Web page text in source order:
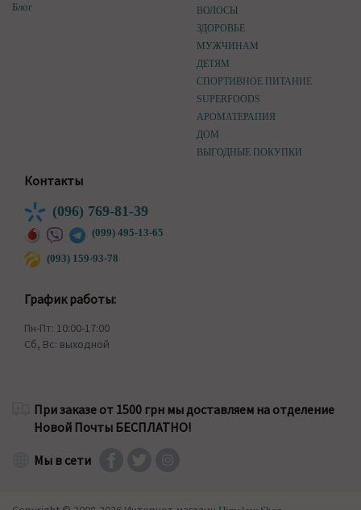
Блог
ВОЛОСЫ
ЗДОРОВЬЕ
МУЖЧИНАМ
ДЕТЯМ
СПОРТИВНОЕ ПИТАНИЕ
SUPERFOODS
АРОМАТЕРАПИЯ
ДОМ
ВЫГОДНЫЕ ПОКУПКИ
Контакты
(096) 769-81-39
(099) 495-13-65
(093) 159-93-78
График работы:
Пн-Пт: 10:00-17:00
Сб, Вс: выходной
При заказе от 1500 грн мы доставляем на отделение
Новой Почты БЕСПЛАТНО!
Мы в сети